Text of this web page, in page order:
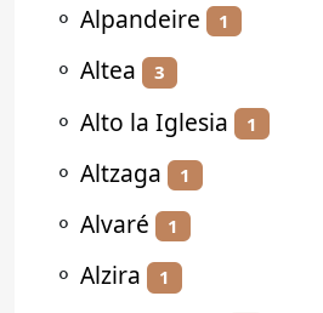
⚬ Alpandeire 1
⚬ Altea 3
⚬ Alto la Iglesia 1
⚬ Altzaga 1
⚬ Alvaré 1
⚬ Alzira 1